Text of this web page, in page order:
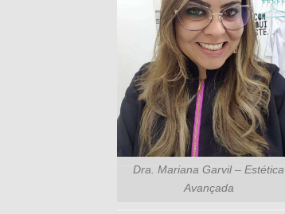
Dra. Mariana Garvil – Estética
Avançada